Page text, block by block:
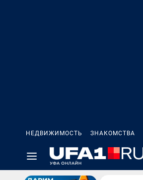
НЕДВИЖИМОСТЬ ЗНАКОМСТВА